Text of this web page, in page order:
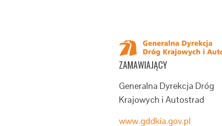
ZAMAWIAJĄCY
Generalna Dyrekcja Dróg
Krajowych i Autostrad
www.gddkia.gov.pl